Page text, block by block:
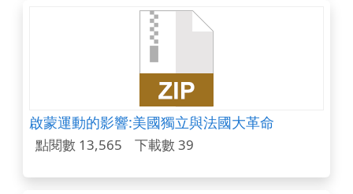
啟蒙運動的影響:美國獨立與法國大革命
點閱數 13,565 下載數 39